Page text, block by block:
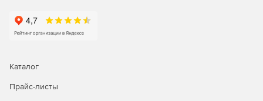
Создание информационных подсистем с разделением
доступа на физическом уровне.
пользователей, работающих на компьютерах в
защищаемой сети криптошлюзов.
Каталог
Прайс-листы